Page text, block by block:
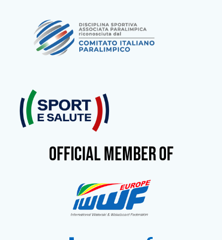
OFFICIAL MEMBER OF